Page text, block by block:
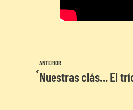
ANTERIOR
Nuestras clásicas recomendadas